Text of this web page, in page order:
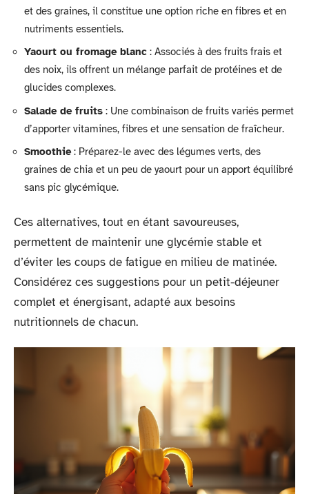
et des graines, il constitue une option riche en fibres et en
nutriments essentiels.
Yaourt ou fromage blanc : Associés à des fruits frais et
des noix, ils offrent un mélange parfait de protéines et de
glucides complexes.
Salade de fruits : Une combinaison de fruits variés permet
d’apporter vitamines, fibres et une sensation de fraîcheur.
Smoothie: Préparez-le avec des légumes verts, des
graines de chia et un peu de yaourt pour un apport équilibré
sans pic glycémique.
Ces alternatives, tout en étant savoureuses,
permettent de maintenir une glycémie stable et
d’éviter les coups de fatigue en milieu de matinée.
Considérez ces suggestions pour un petit-déjeuner
complet et énergisant, adapté aux besoins
nutritionnels de chacun.